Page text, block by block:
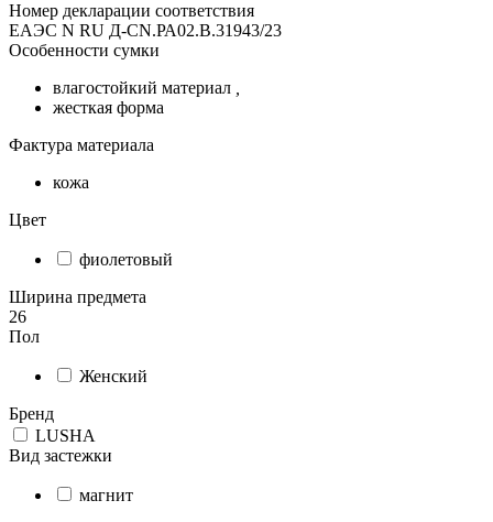
Номер декларации соответствия
ЕАЭС N RU Д-CN.РА02.В.31943/23
Особенности сумки
влагостойкий материал
жесткая форма
Фактура материала
кожа
Цвет
фиолетовый
Ширина предмета
26
Пол
Женский
Бренд
LUSHA
Вид застежки
магнит